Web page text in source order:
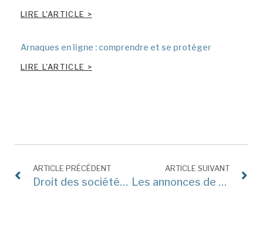
LIRE L'ARTICLE >
Arnaques en ligne : comprendre et se protéger
LIRE L'ARTICLE >
ARTICLE PRÉCÉDENT
Droit des sociétés et numérique : podcast
ARTICLE SUIVANT
Les annonces de réduction de prix